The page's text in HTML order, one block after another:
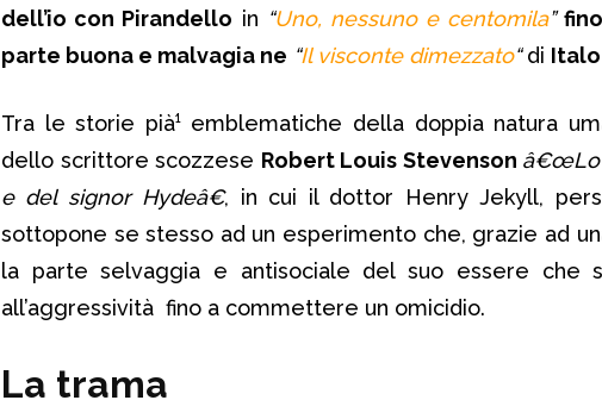
dell’io con Pirandello in “Uno, nessuno e centomila”
parte buona e malvagia ne “Il visconte dimezzato“di
Tra le storie pià¹ emblematiche della doppia natura
dello scrittore scozzese Robert Louis Stevenson â€œLo
e del signor Hydeâ€, in cui il dottor Henry Jekyll,
sottopone se stesso ad un esperimento che, grazie ad
la parte selvaggia e antisociale del suo essere che
all’aggressività fino a commettere un omicidio.
La trama